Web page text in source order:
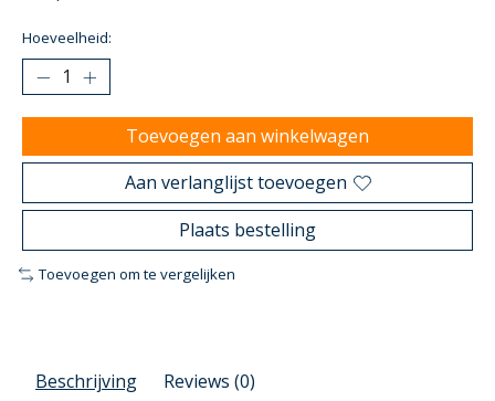
Hoeveelheid:
Toevoegen aan winkelwagen
Aan verlanglijst toevoegen
Plaats bestelling
Toevoegen om te vergelijken
Beschrijving Reviews (0)